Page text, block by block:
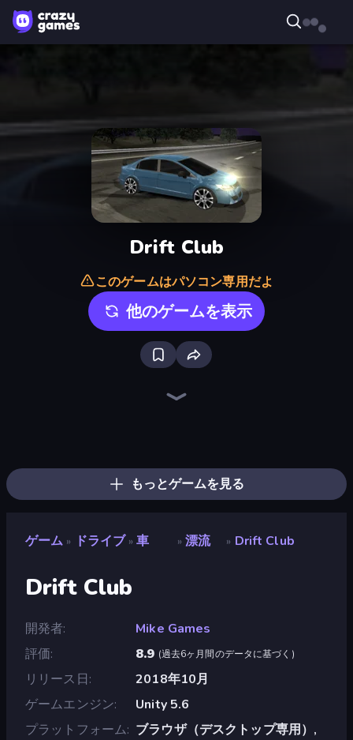
Drift Club
このゲームはパソコン専用だよ
他のゲームを表示
もっとゲームを見る
ゲーム » ドライブ » 車 » 漂流 » Drift Club
Drift Club
開発者
Mike Games
評価
8.9 (過去6ヶ月間のデータに基づく )
リリース日
2018年10月
ゲームエンジン
Unity 5.6
プラットフォーム ブラウザ（デスクトップ専用）,